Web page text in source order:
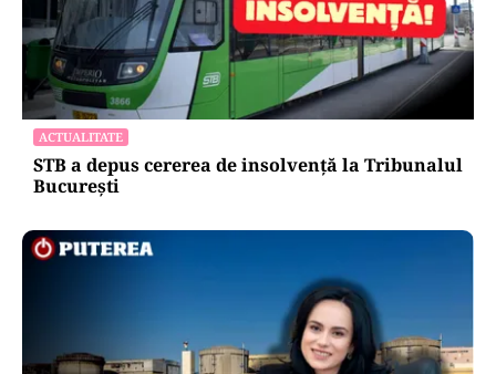
ACTUALITATE
STB a depus cererea de insolvență la Tribunalul
București